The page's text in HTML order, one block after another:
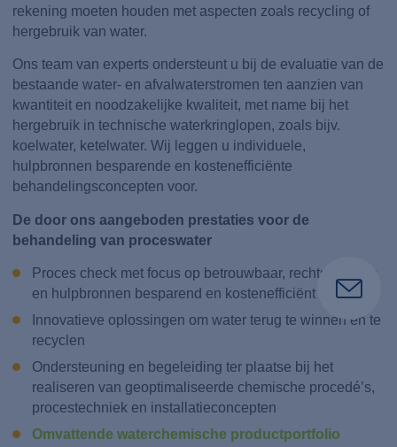
rekening moeten houden met aspecten zoals recycling of
hergebruik van water.
Ons team van experts ondersteunt u bij de evaluatie van de
bestaande water- en afvalwaterstromen ten aanzien van
kwantiteit en noodzakelijke kwaliteit, met name bij het
hergebruik in technische waterkringlopen, zoals bijv.
koelwater, ketelwater. Wij leggen u individuele,
hulpbronnen besparende en kostenefficiënte
behandelingsconcepten voor.
De door ons aangeboden prestaties voor de
behandeling van proceswater
Proces check met focus op betrouwbaar, rechtsconform
en hulpbronnen besparend en kostenefficiënt bedrijf
Innovatieve oplossingen om water terug te winnen en te
recyclen
Ondersteuning en begeleiding ter plaatse bij het
realiseren van geoptimaliseerde chemische procedé’s,
procestechniek en installatieconcepten
Omvattende waterchemische productportfolio